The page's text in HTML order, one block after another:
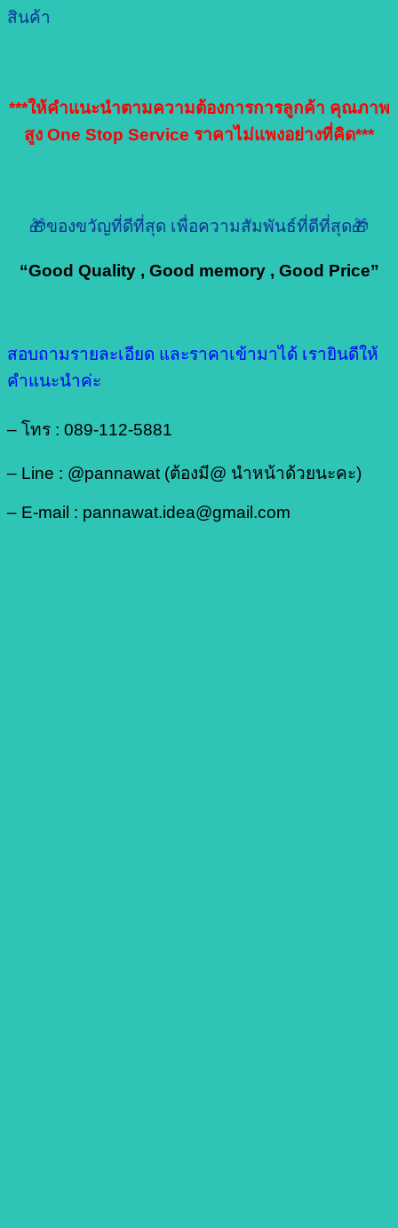
สินค้า
***ให้คำแนะนำตามความต้องการการลูกค้า คุณภาพ
สูง One Stop Service ราคาไม่แพงอย่างที่คิด***
🎁ของขวัญที่ดีที่สุด เพื่อความสัมพันธ์ที่ดีที่สุด🎁
“Good Quality , Good memory , Good Price”
สอบถามรายละเอียด และราคาเข้ามาได้ เรายินดีให้
คำแนะนำค่ะ
– โทร : 089-112-5881
– Line : @pannawat (ต้องมี@ นำหน้าด้วยนะคะ)
– E-mail : pannawat.idea@gmail.com